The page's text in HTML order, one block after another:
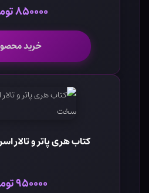
۸۵۰۰۰۰ تومان
خرید
کتاب هری پاتر و تالار
۹۵۰۰۰۰ تومان